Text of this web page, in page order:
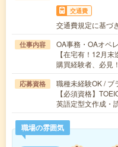
交通費
交通費規定に基づ
仕事内容
OA事務・OAオペ
【在宅有！12月
購買経験者、必見
応募資格
職種未経験OK / ブ
【必須資格】
英語定型文作成・
職場の雰囲気